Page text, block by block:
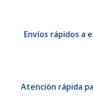
Envíos rápidos a
Atención rápida